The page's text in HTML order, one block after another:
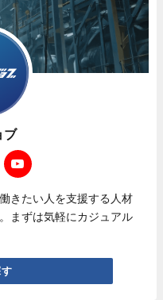
ブ
きたい人を支援する人材
まずは気軽にカジュアル